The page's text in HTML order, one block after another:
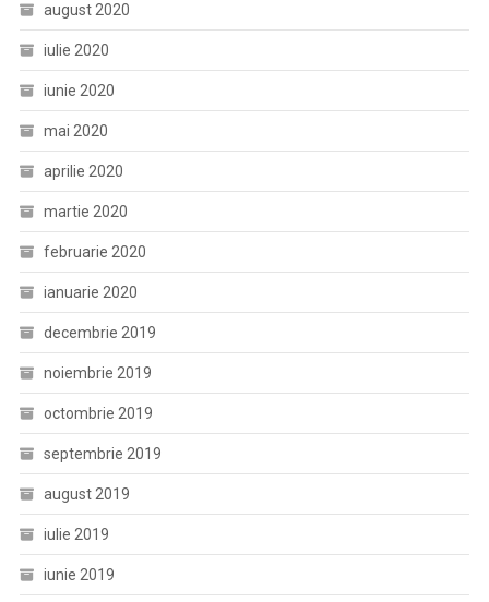
august 2020
iulie 2020
iunie 2020
mai 2020
aprilie 2020
martie 2020
februarie 2020
ianuarie 2020
decembrie 2019
noiembrie 2019
octombrie 2019
septembrie 2019
august 2019
iulie 2019
iunie 2019